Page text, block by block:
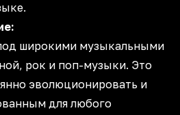
широкими музыкальными
рок и поп-музыки. Это
эволюционировать и
для любого